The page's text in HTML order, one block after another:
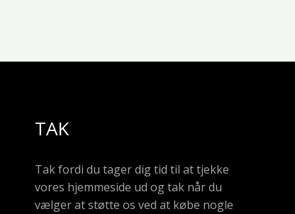
TAK
Tak fordi du tager dig tid til at tjekke
vores hjemmeside ud og tak når du
vælger at støtte os ved at købe nogle